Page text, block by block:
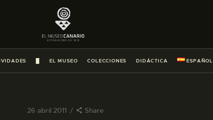
EL MUSEO COLECCIONES DIDÁCTICA ESPAÑOL
26 abril 2011 Share
LA VISITA